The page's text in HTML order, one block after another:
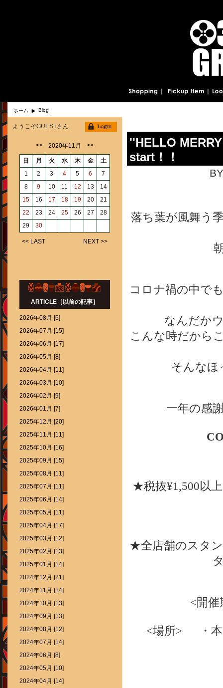
ホーム Blog
''HELLO
start！！
落ち葉が風舞う
コロナ禍の中で
なんだか
こんな時だから
そんなほ
一年の感
★税抜¥1,500以
★全店舗のスタ
<開
<場所> ・本
ようこそGUESTさん
<< 2020年11月 >>
日 月 火 水 木 金
土
1
2 3 4 5 6
7
8
9 10 11 12 13
14
15
16 17 18 19 20
21
22
23 24 25 26 27
28
29
30
<< LAST NEXT >>
ARTICLE［以前の記事］
2026年08月 [6]
2026年07月 [15]
2026年06月 [17]
2026年05月 [8]
2026年04月 [11]
2026年03月 [10]
2026年02月 [9]
2026年01月 [7]
2025年12月 [20]
2025年11月 [11]
2025年10月 [16]
2025年09月 [15]
2025年08月 [11]
2025年07月 [11]
2025年06月 [14]
2025年05月 [11]
2025年04月 [17]
2025年03月 [12]
2025年02月 [13]
2025年01月 [14]
2024年12月 [21]
2024年11月 [14]
2024年10月 [13]
2024年09月 [13]
2024年08月 [12]
2024年07月 [14]
2024年06月 [8]
2024年05月 [10]
2024年04月 [14]